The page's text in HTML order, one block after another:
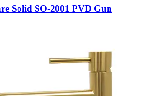
Solid SO-2001 PVD Gun